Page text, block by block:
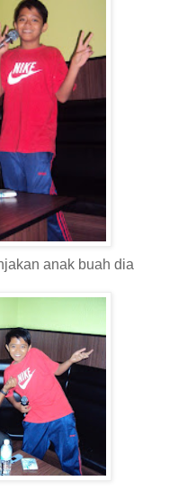
anak buah dia